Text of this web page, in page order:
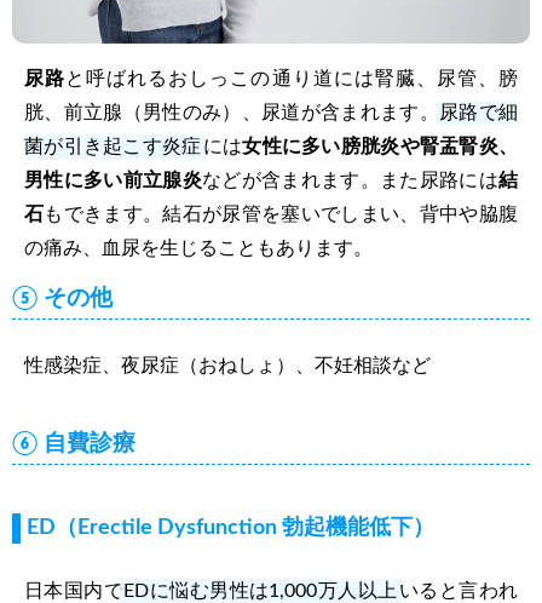
尿路と呼ばれるおしっこの通り道には腎臓、尿管、膀
胱、前立腺（男性のみ）、尿道が含まれます。
尿路で細
菌が引き起こす炎症 には女性に多い膀胱炎や腎盂腎炎、
男性に多い前立腺炎などが含まれます。また尿路には結
石 もできます。結石が尿管を塞いでしまい、背中や脇腹
の痛み、血尿を生じることもあります。
⑤ その他
性感染症、夜尿症（おねしょ）、不妊相談など
⑥ 自費診療
ED（Erectile Dysfunction 勃起機能低下）
日本国内でEDに悩む男性は1,000万人以上 いると言われ